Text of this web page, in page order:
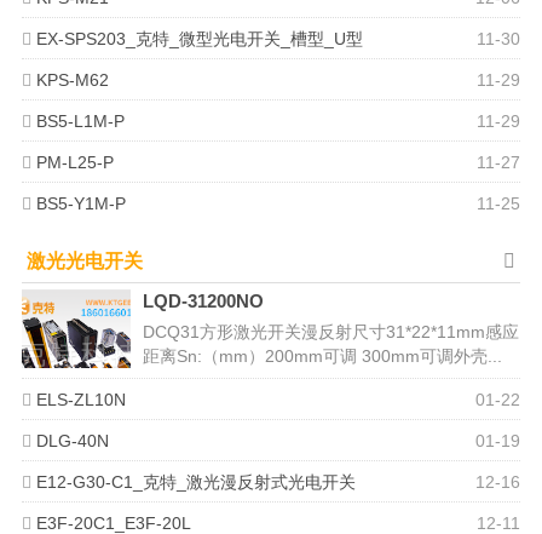
11-30
EX-SPS203_克特_微型光电开关_槽型_U型
11-29
KPS-M62
11-29
BS5-L1M-P
11-27
PM-L25-P
11-25
BS5-Y1M-P
激光光电开关
LQD-31200NO
DCQ31方形激光开关漫反射尺寸31*22*11mm感应
距离Sn:（mm）200mm可调 300mm可调外壳...
01-22
ELS-ZL10N
01-19
DLG-40N
12-16
E12-G30-C1_克特_激光漫反射式光电开关
12-11
E3F-20C1_E3F-20L